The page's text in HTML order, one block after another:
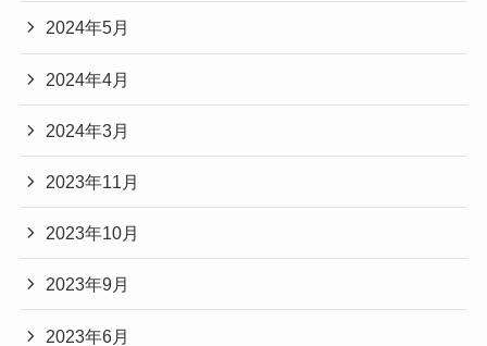
2024年5月
2024年4月
2024年3月
2023年11月
2023年10月
2023年9月
2023年6月